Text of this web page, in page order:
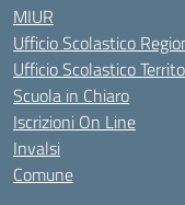
MIUR
Ufficio Scolastico
Ufficio Scolastico
Scuola in Chiaro
Iscrizioni On Line
Invalsi
Comune